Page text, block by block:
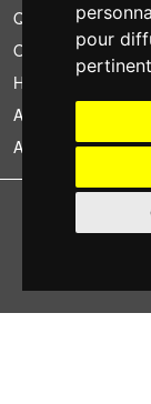
pour
Qui sommes-nous
Où nous trouver
Horaires d'ouverture
Avis sur Trovaprezzi
Avis sur Google
Copyright ©